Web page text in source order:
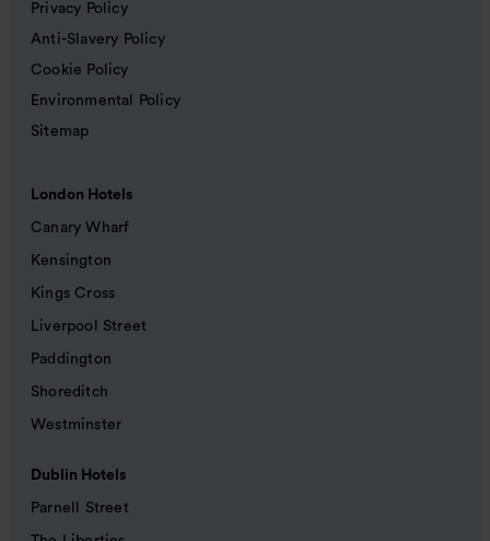
Privacy Policy
Anti-Slavery Policy
Cookie Policy
Environmental Policy
Sitemap
London Hotels
Canary Wharf
Kensington
Kings Cross
Liverpool Street
Paddington
Shoreditch
Westminster
Dublin Hotels
Parnell Street